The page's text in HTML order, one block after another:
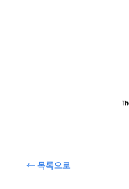
← 목록으로